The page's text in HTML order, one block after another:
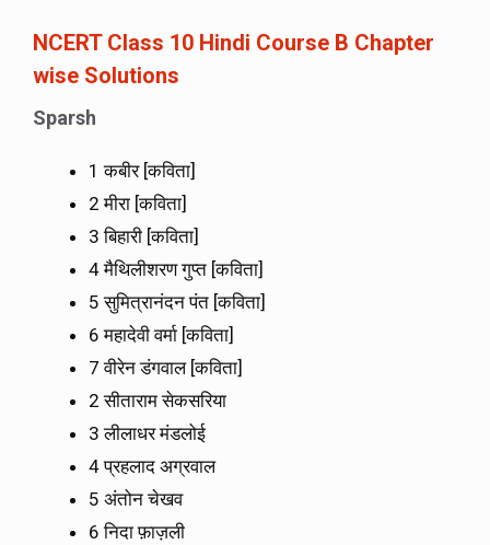
NCERT Class 10 Hindi Course B Chapter
wise Solutions
Sparsh
1 कबीर [कविता]
2 मीरा [कविता]
3 बिहारी [कविता]
4 मैथिलीशरण गुप्त [कविता]
5 सुमित्रानंदन पंत [कविता]
6 महादेवी वर्मा [कविता]
7 वीरेन डंगवाल [कविता]
2 सीताराम सेकसरिया
3 लीलाधर मंडलोई
4 प्रहलाद अग्रवाल
5 अंतोन चेखव
6 निदा फ़ाज़ली